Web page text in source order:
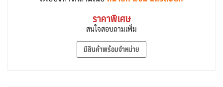
ราคาพิเศษ
สนใจสอบถามเพิ่ม
มีสินค้าพร้อมจำหน่าย